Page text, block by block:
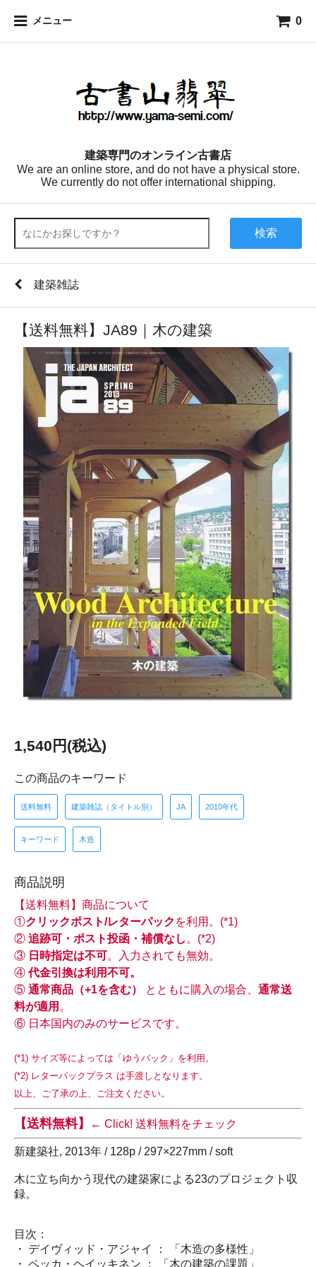
メニュー 0
建築専門のオンライン古書店
We are an online store, and do not have a physical store.
We currently do not offer international shipping.
検索
建築雑誌
【送料無料】JA89｜木の建築
1,540円(税込)
この商品のキーワード
送料無料 建築雑誌（タイトル別） JA 2010年代
キーワード 木造
商品説明
【送料無料】商品について
①クリックポスト/レターパック を利用。(*1)
② 追跡可・ポスト投函・補償なし 。(*2)
③ 日時指定は不可。入力されても無効。
④代金引換は利用不可。
⑤ 通常商品（+1を含む） とともに購入の場合、 通常送
料が適用 。
⑥ 日本国内のみのサービスです。
(*1) サイズ等によっては「ゆうパック」を利用。
(*2) レターパックプラス は手渡しとなります。
以上、ご了承の上、ご注文ください。
【送料無料】 ← Click! 送料無料をチェック
新建築社, 2013年 / 128p / 297×227mm / soft
木に立ち向かう現代の建築家による23のプロジェクト収
録。
目次：
・ デイヴィッド・アジャイ ： 「木造の多様性」
・ ペッカ・ヘイッキネン ： 「木の建築の課題」